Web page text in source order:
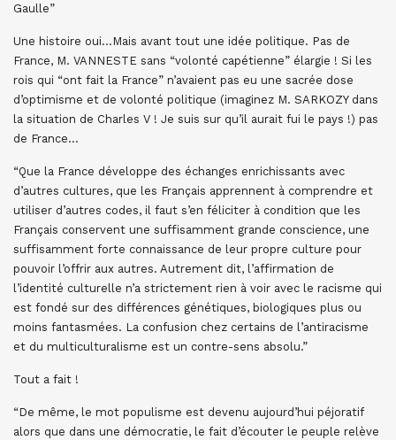
Gaulle”
Une histoire oui…Mais avant tout une idée politique. Pas de
France, M. VANNESTE sans “volonté capétienne” élargie ! Si les
rois qui “ont fait la France” n’avaient pas eu une sacrée dose
d’optimisme et de volonté politique (imaginez M. SARKOZY dans
la situation de Charles V ! Je suis sur qu’il aurait fui le pays !) pas
de France…
“Que la France développe des échanges enrichissants avec
d’autres cultures, que les Français apprennent à comprendre et
utiliser d’autres codes, il faut s’en féliciter à condition que les
Français conservent une suffisamment grande conscience, une
suffisamment forte connaissance de leur propre culture pour
pouvoir l’offrir aux autres. Autrement dit, l’affirmation de
l’identité culturelle n’a strictement rien à voir avec le racisme qui
est fondé sur des différences génétiques, biologiques plus ou
moins fantasmées. La confusion chez certains de l’antiracisme
et du multiculturalisme est un contre-sens absolu.”
Tout a fait !
“De même, le mot populisme est devenu aujourd’hui péjoratif
alors que dans une démocratie, le fait d’écouter le peuple relève